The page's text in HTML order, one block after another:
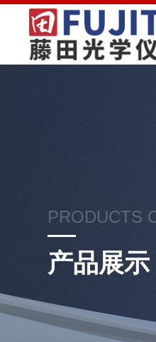
PRODUCTS
产品展示